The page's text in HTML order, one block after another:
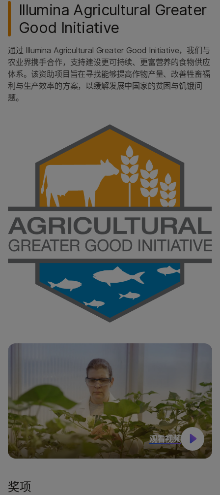
Illumina Agricultural Greater
Good Initiative
通过 Illumina Agricultural Greater Good Initiative，我们与
农业界携手合作，支持建设更可持续、更富营养的食物供应
体系。该资助项目旨在寻找能够提高作物产量、改善牲畜福
利与生产效率的方案，以缓解发展中国家的贫困与饥饿问
题。
观看视频
奖项